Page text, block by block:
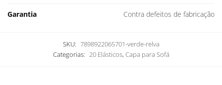
Garantia Contra defeitos de fabricação
SKU: 7898922065701-verde-relva
Categorias: 20 Elásticos, Capa para Sofá